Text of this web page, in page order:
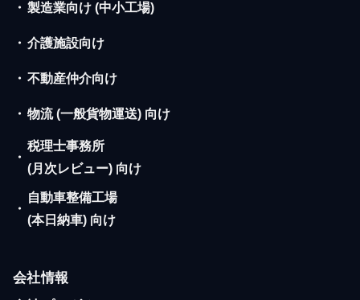
・ 製造業向け (中小工場)
・ 介護施設向け
・ 不動産仲介向け
・ 物流 (一般貨物運送) 向け
・
税理士事務所
(月次レビュー) 向け
・
自動車整備工場
(本日納車) 向け
会社情報